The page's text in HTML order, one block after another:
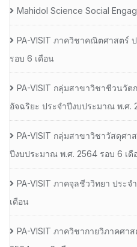
Mahidol Science Social
PA-VISIT ภาควิชาคณิตศาสตร์
รอบ 6 เดือน
PA-VISIT กลุ่มสาขาวิชาชีวนวั
อัจฉริยะ ประจำปีงบประมาณ พ.ศ.
PA-VISIT กลุ่มสาขาวิชาวัสดุศา
ปีงบประมาณ พ.ศ. 2564 รอบ 6 เดื
PA-VISIT ภาคจุลชีววิทยา ประ
เดือน
PA-VISIT ภาควิชากายวิภาคศา